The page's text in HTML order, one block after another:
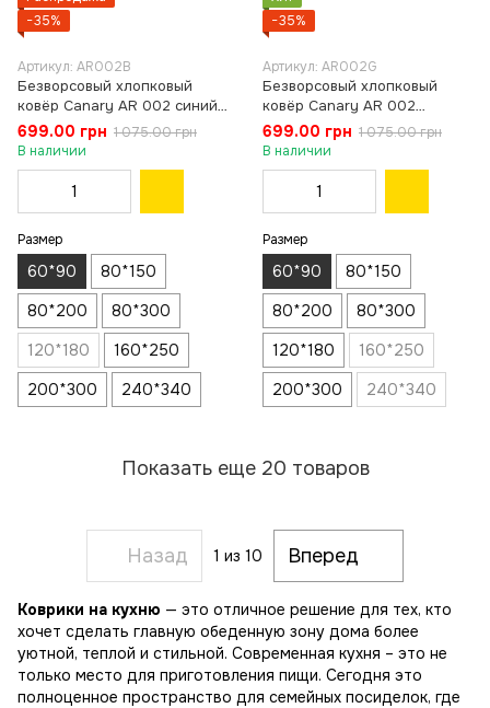
−35%
Артикул: AR002B
Безворсовый хлопковый
ковёр Canary AR 002 синий/
голубой, 60×90 см
699.00 грн 1 075.00 грн
В наличии
Размер
60*90
80*150
80*200
80*300
120*180
160*250
200*300
240*340
−35%
Артикул: AR002G
Безворсовый хлопковый
ковёр Canary AR 002
зелёный/жёлтый, 60×90 см
699.00 грн 1 075.00 грн
В наличии
Размер
60*90
80*150
80*200
80*300
120*180
160*250
200*300
240*340
Показать еще 20 товаров
Назад 1 из 10 Вперед
Коврики на кухню — это отличное решение для тех, кто
хочет сделать главную обеденную зону дома более
уютной, теплой и стильной. Современная кухня – это не
только место для приготовления пищи. Сегодня это
полноценное пространство для семейных посиделок, где